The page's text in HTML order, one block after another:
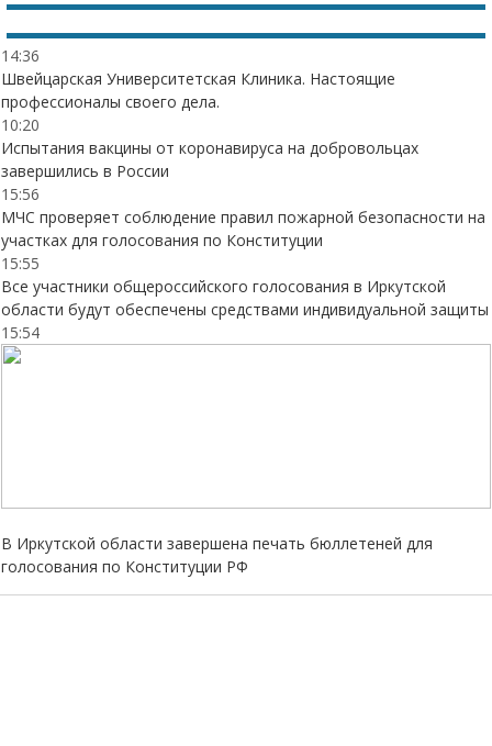
14:36
Швейцарская Университетская Клиника. Настоящие
профессионалы своего дела.
10:20
Испытания вакцины от коронавируса на добровольцах
завершились в России
15:56
МЧС проверяет соблюдение правил пожарной безопасности на
участках для голосования по Конституции
15:55
Все участники общероссийского голосования в Иркутской
области будут обеспечены средствами индивидуальной защиты
15:54
В Иркутской области завершена печать бюллетеней для
голосования по Конституции РФ